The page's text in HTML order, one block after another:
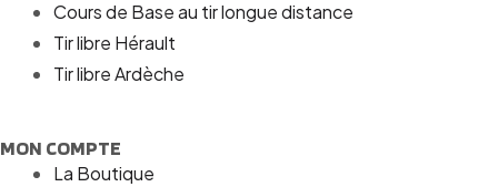
Cours de Base au tir longue distance
Tir libre Hérault
Tir libre Ardèche
MON COMPTE
La Boutique